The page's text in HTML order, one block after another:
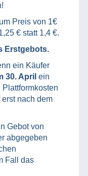
Preis von 1€
€ statt 1,4 €.
Erstgebots.
ein Käufer
30. April ein
nach dem
Gebot von
abgegeben
Fall das